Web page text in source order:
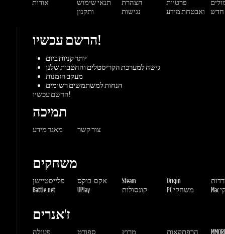
מעקב הזמנות
הנחות למשתמשים רשומים
תמיכה
מאגר מידע צור קשר
משחקים
פלייסטיישן
Battle.net
פעולה ספורט
אסטרטגיה
משחקי
תפקידים
All Rights Reserved. © 2015-2026